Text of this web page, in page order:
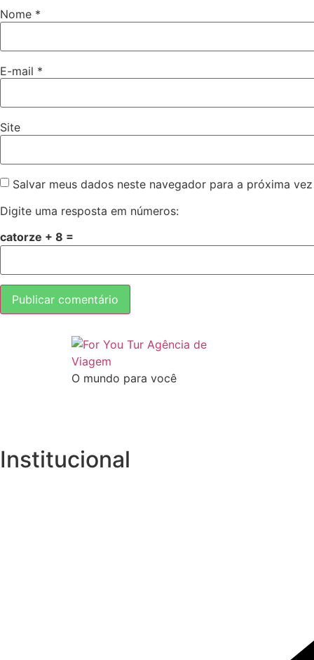
Nome *
E-mail *
Site
Salvar meus dados neste navegador para a próxima
Digite uma resposta em números:
catorze + 8 =
O mundo para você
Institucional